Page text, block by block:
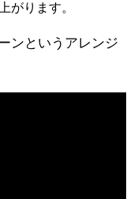
がります。
ンというアレンジ